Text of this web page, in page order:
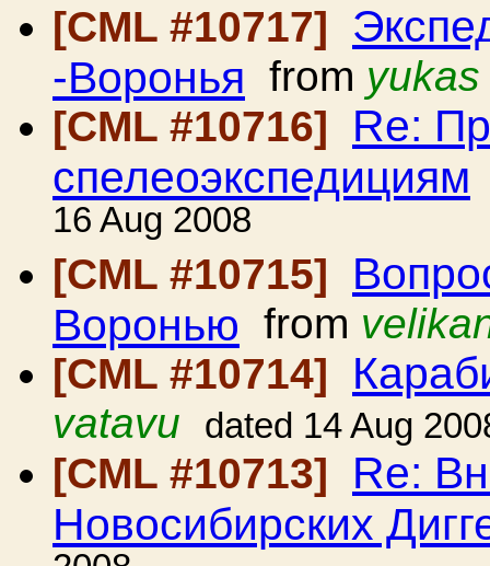
[CML #10717]
-Воронья from yukas
[CML #10716]
Re:
спелеоэкспедициям
16 Aug 2008
[CML #10715]
Воронью from
[CML #10714]
vatavu dated 14 Aug
[CML #10713] Re:
Новосибирских